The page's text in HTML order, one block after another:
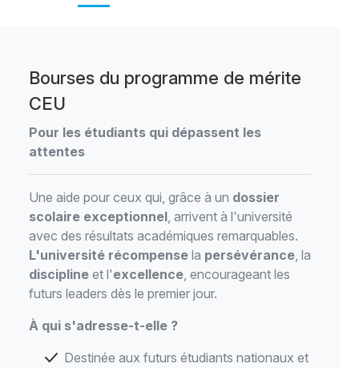
Bourses du programme de mérite
CEU
Pour les étudiants qui dépassent les
attentes
Une aide pour ceux qui, grâce à un dossier
scolaire exceptionnel, arrivent à l'université
avec des résultats académiques remarquables.
L'université récompense la persévérance, la
discipline et l'excellence, encourageant les
futurs leaders dès le premier jour.
À qui s'adresse-t-elle ?
Destinée aux futurs étudiants nationaux et